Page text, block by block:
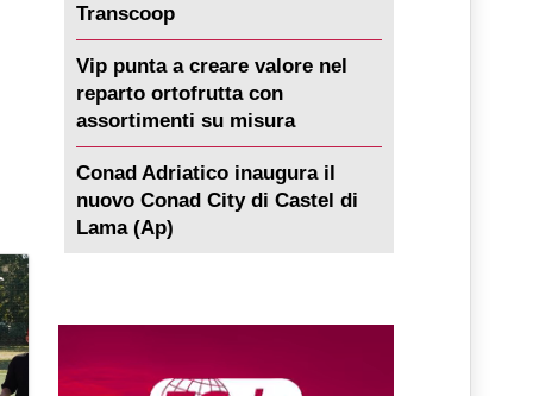
Transcoop
Vip punta a creare valore nel
reparto ortofrutta con
assortimenti su misura
Conad Adriatico inaugura il
nuovo Conad City di Castel di
Lama (Ap)